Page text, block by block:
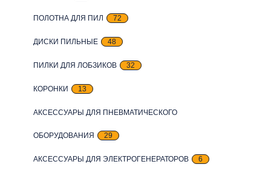
ПОЛОТНА ДЛЯ ПИЛ 72
ДИСКИ ПИЛЬНЫЕ 48
ПИЛКИ ДЛЯ ЛОБЗИКОВ 32
КОРОНКИ 13
АКСЕССУАРЫ ДЛЯ ПНЕВМАТИЧЕСКОГО
ОБОРУДОВАНИЯ 29
АКСЕССУАРЫ ДЛЯ ЭЛЕКТРОГЕНЕРАТОРОВ 6